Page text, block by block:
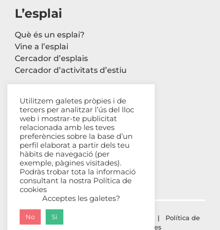
L’esplai
Què és un esplai?
Vine a l’esplai
Cercador d’esplais
Cercador d’activitats d’estiu
Contacte
Carrer Avinyó, 44 2n
08002 Barcelona
93 302 61 03
esplac@esplac.cat
© ESPLAC Copyright | Política de
privacitat
Política de cookies
Utilitzem galetes pròpies i de
tercers per analitzar l’ús del lloc
web i mostrar-te publicitat
relacionada amb les teves
preferències sobre la base d’un
perfil elaborat a partir dels teu
hàbits de navegació (per
exemple, pàgines visitades).
Podràs trobar tota la informació
consultant la nostra Política de
cookies
Acceptes les galetes?
No Sí